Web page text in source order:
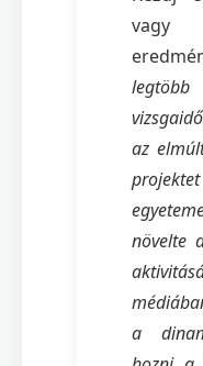
vagy
az
növelte
a